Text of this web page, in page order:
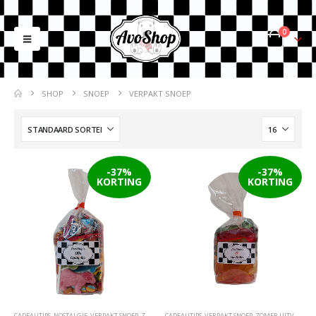
0
SHOP SNOEP VERPAKT SNOEP
-37%
KORTING
-37%
KORTING